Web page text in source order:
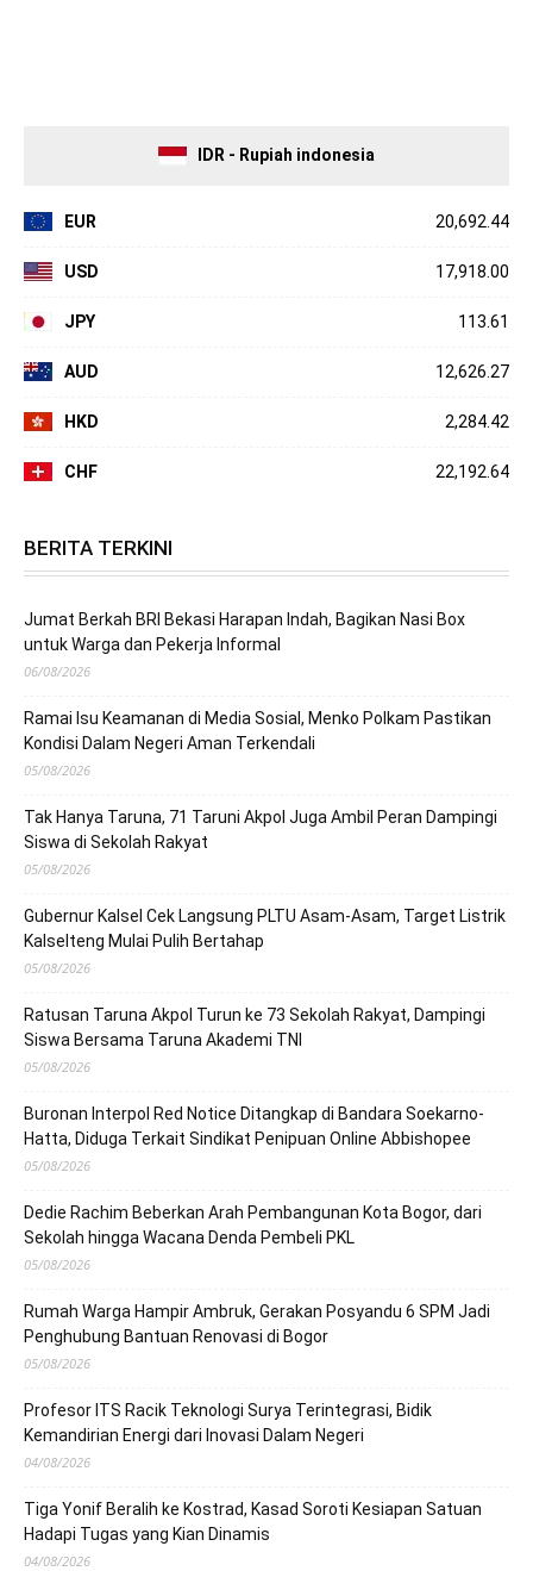
IDR - Rupiah indonesia
EUR 20,692.44
USD 17,918.00
JPY 113.61
AUD 12,626.27
HKD 2,284.42
CHF 22,192.64
BERITA TERKINI
Jumat Berkah BRI Bekasi Harapan Indah, Bagikan Nasi Box
untuk Warga dan Pekerja Informal
06/08/2026
Ramai Isu Keamanan di Media Sosial, Menko Polkam Pastikan
Kondisi Dalam Negeri Aman Terkendali
05/08/2026
Tak Hanya Taruna, 71 Taruni Akpol Juga Ambil Peran Dampingi
Siswa di Sekolah Rakyat
05/08/2026
Gubernur Kalsel Cek Langsung PLTU Asam-Asam, Target Listrik
Kalselteng Mulai Pulih Bertahap
05/08/2026
Ratusan Taruna Akpol Turun ke 73 Sekolah Rakyat, Dampingi
Siswa Bersama Taruna Akademi TNI
05/08/2026
Buronan Interpol Red Notice Ditangkap di Bandara Soekarno-
Hatta, Diduga Terkait Sindikat Penipuan Online Abbishopee
05/08/2026
Dedie Rachim Beberkan Arah Pembangunan Kota Bogor, dari
Sekolah hingga Wacana Denda Pembeli PKL
05/08/2026
Rumah Warga Hampir Ambruk, Gerakan Posyandu 6 SPM Jadi
Penghubung Bantuan Renovasi di Bogor
05/08/2026
Profesor ITS Racik Teknologi Surya Terintegrasi, Bidik
Kemandirian Energi dari Inovasi Dalam Negeri
04/08/2026
Tiga Yonif Beralih ke Kostrad, Kasad Soroti Kesiapan Satuan
Hadapi Tugas yang Kian Dinamis
04/08/2026